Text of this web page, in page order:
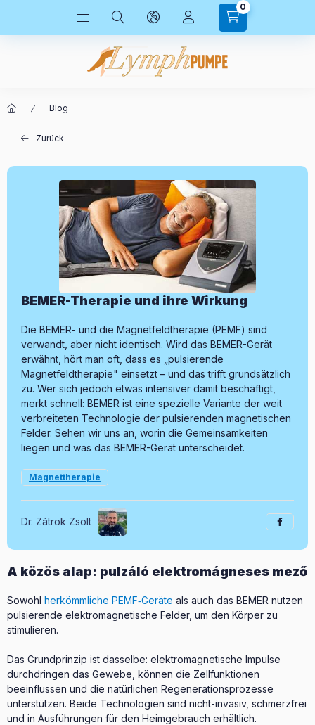
0
Blog
Zurück
BEMER-Therapie und ihre Wirkung
Die BEMER- und die Magnetfeldtherapie (PEMF) sind
verwandt, aber nicht identisch. Wird das BEMER-Gerät
erwähnt, hört man oft, dass es „pul­sie­rende
Magnetfeldtherapie" einsetzt – und das trifft grundsätzlich
zu. Wer sich jedoch etwas intensiver damit beschäftigt,
merkt schnell: BEMER ist eine spezielle Variante der weit
verbreiteten Technologie der pulsierenden magnetischen
Felder. Sehen wir uns an, worin die Gemeinsamkeiten
liegen und was das BEMER-Gerät unterscheidet.
Magnettherapie
Dr. Zátrok Zsolt
A közös alap: pulzáló elektromágneses mező
Sowohl herkömmliche PEMF‑Geräte als auch das BEMER nutzen
pulsierende elektromagnetische Felder, um den Körper zu
stimulieren.
Das Grundprinzip ist dasselbe: elektromagnetische Impulse
durchdringen das Gewebe, können die Zellfunktionen
beeinflussen und die natürlichen Regenerationsprozesse
unterstützen. Beide Technologien sind nicht-invasiv, schmerzfrei
und in Ausführungen für den Heimgebrauch erhältlich.